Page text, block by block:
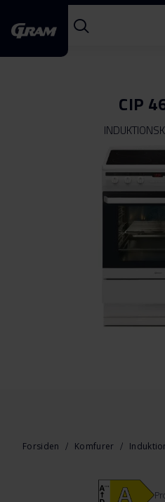
CIP
Forsiden Komfurer